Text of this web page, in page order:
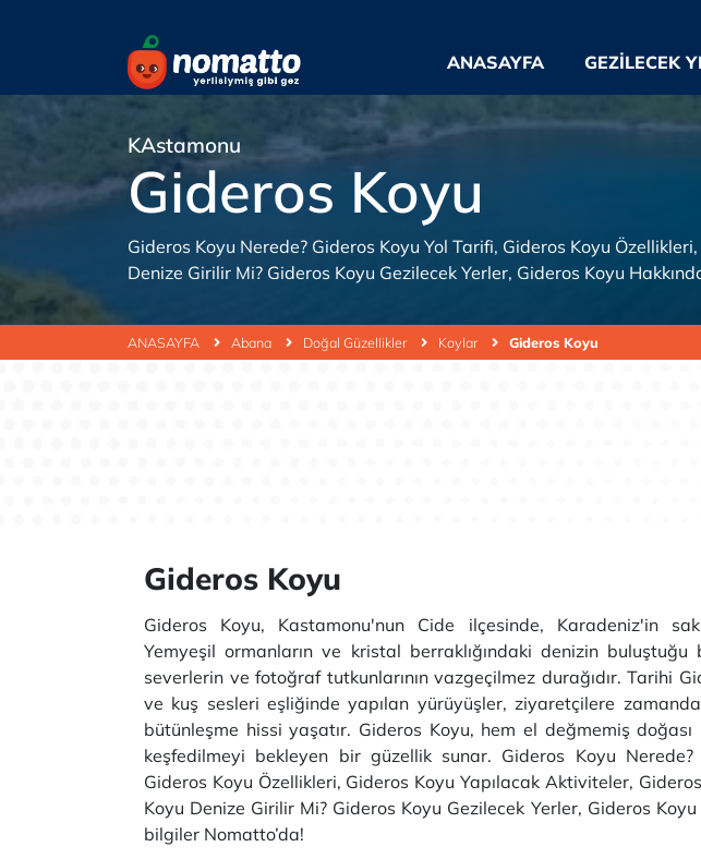
ANASAYFA GEZILECEK
ANASAYFA Abana Doğal Güzellikler Koylar Gideros Koyu
KAstamonu
Gideros Koyu
Gideros Koyu Nerede? Gideros Koyu Yol Tarifi, Gideros Koyu
Denize Girilir Mi? Gideros Koyu Gezilecek Yerler, Gideros Koyu
Gideros Koyu
Gideros Koyu, Kastamonu'nun Cide ilçesinde, Karadeniz'in
Yemyeşil ormanların ve kristal berraklığındaki denizin
severlerin ve fotoğraf tutkunlarının vazgeçilmez durağıdır. Tarihi
ve kuş sesleri eşliğinde yapılan yürüyüşler, ziyaretçilere
bütünleşme hissi yaşatır. Gideros Koyu, hem el değmemiş
keşfedilmeyi bekleyen bir güzellik sunar. Gideros Koyu
Gideros Koyu Özellikleri, Gideros Koyu Yapılacak Aktiviteler,
Koyu Denize Girilir Mi? Gideros Koyu Gezilecek Yerler, Gideros
bilgiler Nomatto’da!